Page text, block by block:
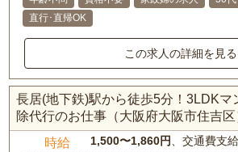
直行･直帰OK
この求人の詳細を見る
長居(地下鉄)駅から徒歩5分！3LDKマ
除代行のお仕事（大阪府大阪市住吉区
時給 1,500〜1,860円 、交通費支